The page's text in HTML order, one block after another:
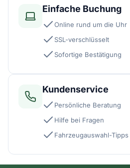
Einfache Buchung
Online rund um die Uhr
SSL-verschlüsselt
Sofortige Bestätigung
Kundenservice
Persönliche Beratung
Hilfe bei Fragen
Fahrzeugauswahl-Tipps